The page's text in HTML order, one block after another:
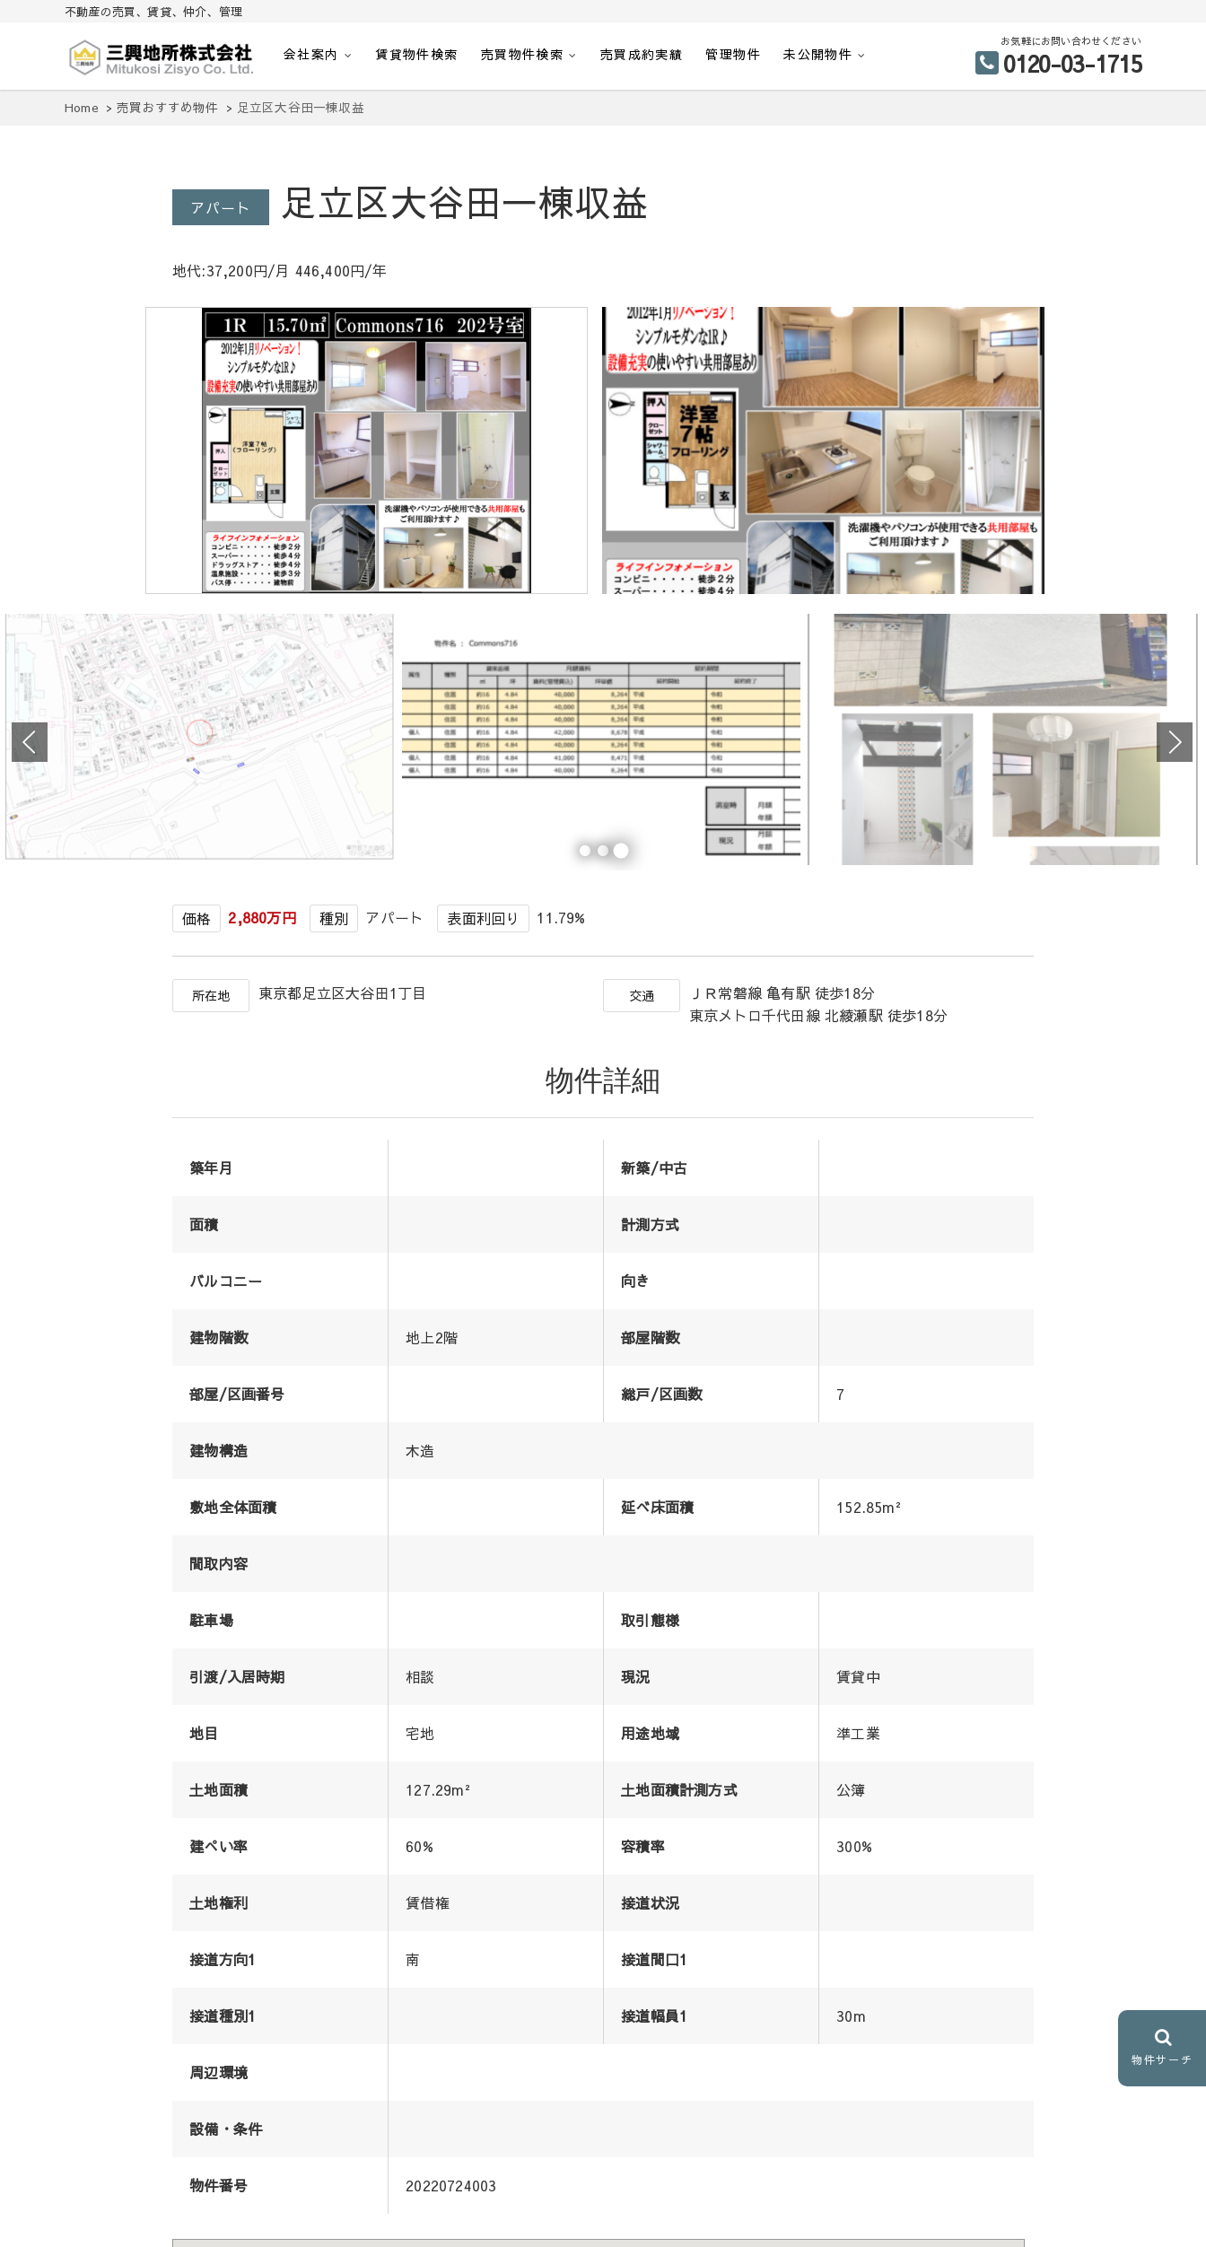
不動産の売買、賃貸、仲介、管理
三興地所株式会社
不動産の売買、賃貸、仲介、管理
会社案内 賃貸物件検索 売買物件検索 売買成約実績 管理物件 未公開物件
お気軽にお問い合わせください
0120-03-1715
Home 売買おすすめ物件 足立区大谷田一棟収益
アパート 足立区大谷田一棟収益
地代:37,200円/月 446,400円/年
価格 2,880万円 種別 アパート 表面利回り 11.79%
所在地 東京都足立区大谷田1丁目 交通
ＪＲ常磐線 亀有駅 徒歩18分
東京メトロ千代田線 北綾瀬駅 徒歩18分
物件詳細
築年月 新築/中古
面積 計測方式
バルコニー 向き
建物階数 地上2階 部屋階数
部屋/区画番号 総戸/区画数 7
建物構造 木造
敷地全体面積 延べ床面積 152.85m²
間取内容
駐車場 取引態様
引渡/入居時期 相談 現況 賃貸中
地目 宅地 用途地域 準工業
土地面積 127.29m² 土地面積計測方式 公簿
建ぺい率 60% 容積率 300%
土地権利 賃借権 接道状況
接道方向1 南 接道間口1
接道種別1 接道幅員1 30m
周辺環境
設備・条件
物件番号 20220724003
物件サーチ